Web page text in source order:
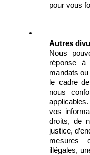
pour vous
Autres
Nous
réponse
mandats
le cadre
nous
vos
droits, de
justice,
mesures
illégales,